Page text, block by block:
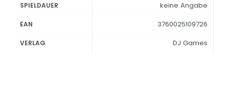
SPIELDAUER keine Angabe
EAN 3760025109726
VERLAG DJ Games